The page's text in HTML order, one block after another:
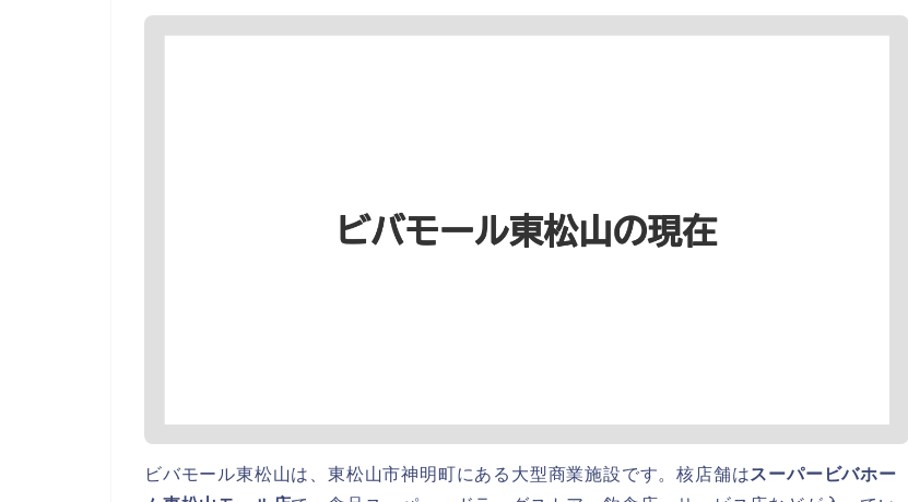
ビバモール東松山は、東松山市神明町にある大型商業施設です。核店舗はスーパービバホー